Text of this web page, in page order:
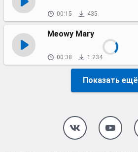
00:15 435
Meowy Mary
00:38 1 234
Показать ещё